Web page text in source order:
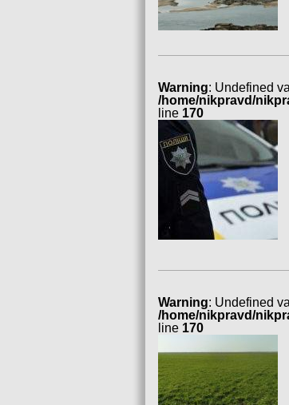
Warning: Undefined
/home/nikpravd/
line 170
Warning: Undefined
/home/nikpravd/
line 170